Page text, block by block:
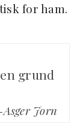
for ham.
grund
Jorn